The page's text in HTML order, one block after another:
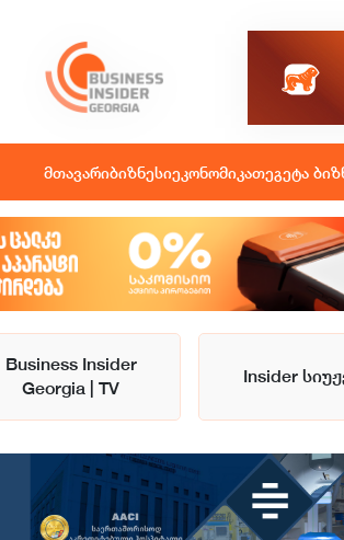
მთავარიბიზნესიეკონომიკათეგეტა
Business Insider
Georgia | TV
Insider